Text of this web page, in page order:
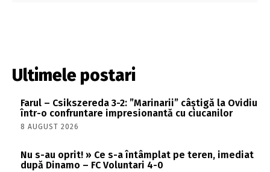
Ultimele postari
Farul – Csikszereda 3-2: ”Marinarii” câștigă la Ovidiu
într-o confruntare impresionantă cu ciucanilor
8 AUGUST 2026
Nu s-au oprit! » Ce s-a întâmplat pe teren, imediat
după Dinamo – FC Voluntari 4-0